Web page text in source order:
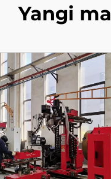
Yangi